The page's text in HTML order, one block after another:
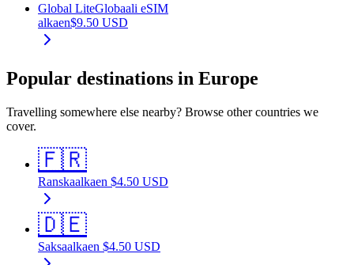
Global LiteGlobaali eSIM
alkaen$9.50 USD
Popular destinations in Europe
Travelling somewhere else nearby? Browse other countries we
cover.
🇫🇷
Ranskaalkaen $4.50 USD
🇩🇪
Saksaalkaen $4.50 USD